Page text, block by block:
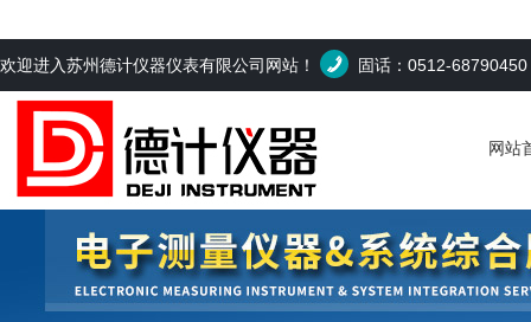
欢迎进入苏州德计仪器仪表有限公司网站！ 固话：0512-68790450
网站